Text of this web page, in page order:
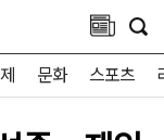
문화 스포츠